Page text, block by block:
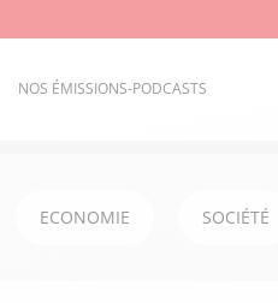
NOS ÉMISSIONS-PODCASTS
ECONOMIE SOCIÉTÉ